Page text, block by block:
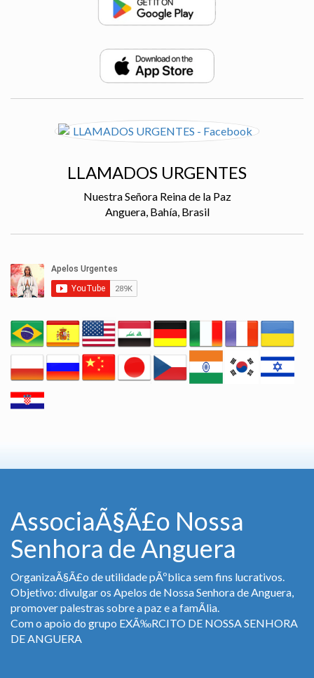
LLAMADOS URGENTES
Nuestra Señora Reina de la Paz
Anguera, Bahía, Brasil
AssociaÃ§Ã£o Nossa
Senhora de Anguera
OrganizaÃ§Ã£o de utilidade pÃºblica sem fins lucrativos.
Objetivo: divulgar os Apelos de Nossa Senhora de Anguera,
promover palestras sobre a paz e a famÃ­lia.
Com o apoio do grupo EXÃ‰RCITO DE NOSSA SENHORA
DE ANGUERA